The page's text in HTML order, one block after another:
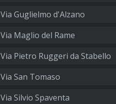
Via Guglielmo d'Alzano
Via Maglio del Rame
Via Pietro Ruggeri da Stabello
Via San Tomaso
Via Silvio Spaventa